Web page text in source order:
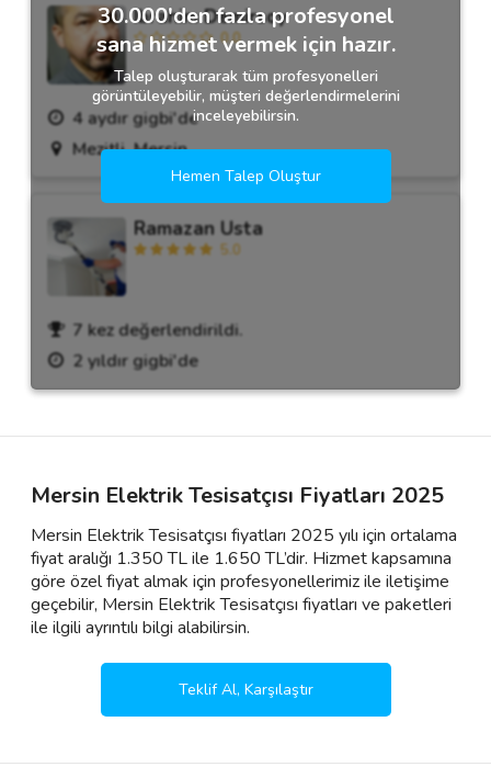
Ibrahim Demirsoy
0.0
4 aydır gigbi'de
Mezitli, Mersin
Ramazan Usta
5.0
7 kez değerlendirildi.
2 yıldır gigbi'de
30.000'den fazla profesyonel
sana hizmet vermek için hazır.
Talep oluşturarak tüm profesyonelleri
görüntüleyebilir, müşteri değerlendirmelerini
inceleyebilirsin.
Hemen Talep Oluştur
Mersin Elektrik Tesisatçısı Fiyatları 2025
Mersin Elektrik Tesisatçısı fiyatları 2025 yılı için ortalama
fiyat aralığı 1.350 TL ile 1.650 TL’dir. Hizmet kapsamına
göre özel fiyat almak için profesyonellerimiz ile iletişime
geçebilir, Mersin Elektrik Tesisatçısı fiyatları ve paketleri
ile ilgili ayrıntılı bilgi alabilirsin.
Teklif Al, Karşılaştır